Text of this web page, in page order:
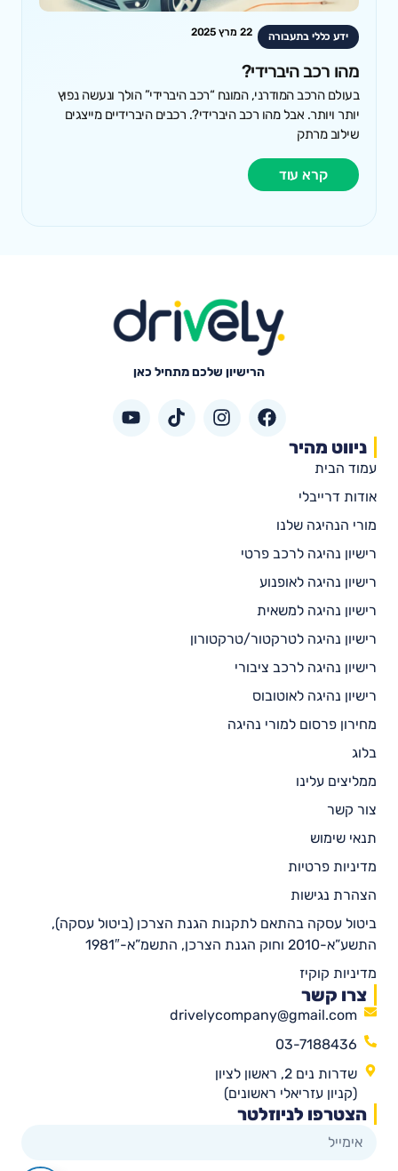
ידע כללי בתעבורה 22 מרץ 2025
מהו רכב היברידי?
בעולם הרכב המודרני, המונח “רכב היברידי” הולך ונעשה נפוץ
יותר ויותר. אבל מהו רכב היברידי?. רכבים היברידיים מייצגים
שילוב מרתק
קרא עוד
הרישיון שלכם מתחיל כאן
ניווט מהיר
עמוד הבית
אודות דרייבלי
מורי הנהיגה שלנו
רישיון נהיגה לרכב פרטי
רישיון נהיגה לאופנוע
רישיון נהיגה למשאית
רישיון נהיגה לטרקטור/טרקטורון
רישיון נהיגה לרכב ציבורי
רישיון נהיגה לאוטובוס
מחירון פרסום למורי נהיגה
בלוג
ממליצים עלינו
צור קשר
תנאי שימוש
מדיניות פרטיות
הצהרת נגישות
ביטול עסקה בהתאם לתקנות הגנת הצרכן (ביטול עסקה),
התשע”א-2010 וחוק הגנת הצרכן, התשמ”א-1981″
מדיניות קוקיז
צרו קשר
drivelycompany@gmail.com
03-7188436
שדרות נים 2, ראשון לציון
(קניון עזריאלי ראשונים)
הצטרפו לניוזלטר